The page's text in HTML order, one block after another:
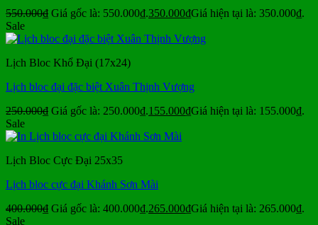
550.000₫ Giá gốc là: 550.000₫.350.000₫Giá hiện tại là: 350.000₫.
Sale
Lịch Bloc Khổ Đại (17x24)
Lịch bloc đại đặc biệt Xuân Thịnh Vượng
250.000₫ Giá gốc là: 250.000₫.155.000₫Giá hiện tại là: 155.000₫.
Sale
Lịch Bloc Cực Đại 25x35
Lịch bloc cực đại Khánh Sơn Mài
400.000₫ Giá gốc là: 400.000₫.265.000₫Giá hiện tại là: 265.000₫.
Sale